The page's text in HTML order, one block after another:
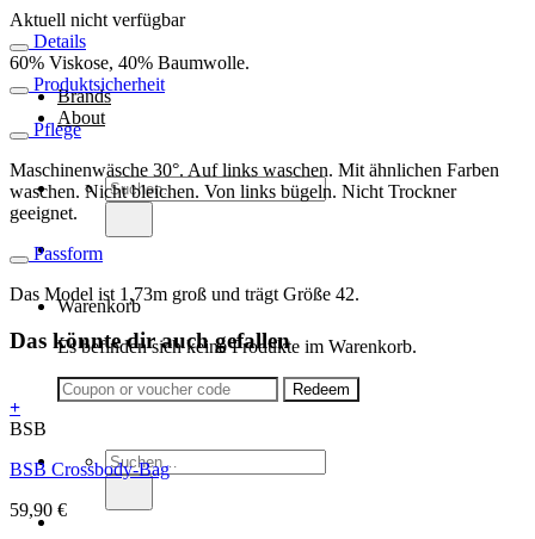
Brands
About
Suche
nach:
Warenkorb
Es befinden sich keine Produkte im Warenkorb.
Suche
nach:
Aktuell nicht verfügbar
Details
60% Viskose, 40% Baumwolle.
Produktsicherheit
Pflege
Maschinenwäsche 30°. Auf links waschen. Mit ähnlichen Farben
waschen. Nicht bleichen. Von links bügeln. Nicht Trockner
geeignet.
Passform
Das Model ist 1,73m groß und trägt Größe 42.
Das könnte dir auch gefallen
+
BSB
BSB Crossbody-Bag
59,90 €